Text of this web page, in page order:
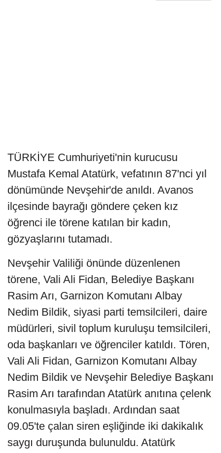
TÜRKİYE Cumhuriyeti'nin kurucusu
Mustafa Kemal Atatürk, vefatının 87'nci yıl
dönümünde Nevşehir'de anıldı. Avanos
ilçesinde bayrağı göndere çeken kız
öğrenci ile törene katılan bir kadın,
gözyaşlarını tutamadı.
Nevşehir Valiliği önünde düzenlenen
törene, Vali Ali Fidan, Belediye Başkanı
Rasim Arı, Garnizon Komutanı Albay
Nedim Bildik, siyasi parti temsilcileri, daire
müdürleri, sivil toplum kuruluşu temsilcileri,
oda başkanları ve öğrenciler katıldı. Tören,
Vali Ali Fidan, Garnizon Komutanı Albay
Nedim Bildik ve Nevşehir Belediye Başkanı
Rasim Arı tarafından Atatürk anıtına çelenk
konulmasıyla başladı. Ardından saat
09.05'te çalan siren eşliğinde iki dakikalık
saygı duruşunda bulunuldu. Atatürk